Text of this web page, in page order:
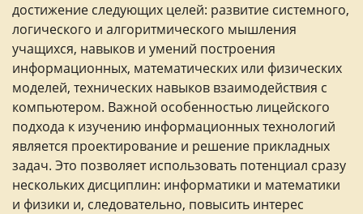
достижение следующих целей: развитие системного,
логического и алгоритмического мышления
учащихся, навыков и умений построения
информационных, математических или физических
моделей, технических навыков взаимодействия с
компьютером. Важной особенностью лицейского
подхода к изучению информационных технологий
является проектирование и решение прикладных
задач. Это позволяет использовать потенциал сразу
нескольких дисциплин: информатики и математики
и физики и, следовательно, повысить интерес